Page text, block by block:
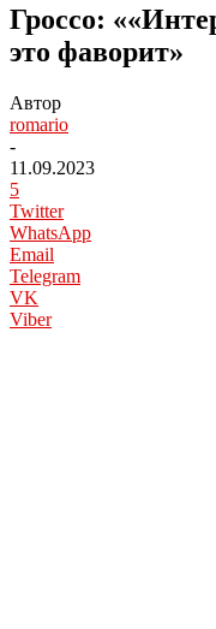
Гроссо:
это фаворит»
Автор
romario
-
11.09.2023
5
Twitter
WhatsApp
Email
Telegram
VK
Viber